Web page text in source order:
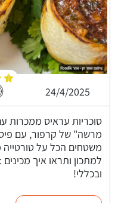
24/4/2025
סוכריות עראיס ממכרות
מרשה" של קרפור, עם
משטחים הכל על טורטייה
למתכון ותראו איך
ובכללי!